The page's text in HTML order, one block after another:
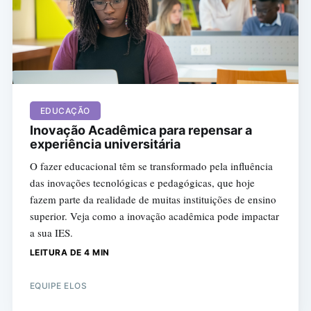
EDUCAÇÃO
Inovação Acadêmica para repensar a
experiência universitária
O fazer educacional têm se transformado pela influência
das inovações tecnológicas e pedagógicas, que hoje
fazem parte da realidade de muitas instituições de ensino
superior. Veja como a inovação acadêmica pode impactar
a sua IES.
LEITURA DE 4 MIN
EQUIPE ELOS